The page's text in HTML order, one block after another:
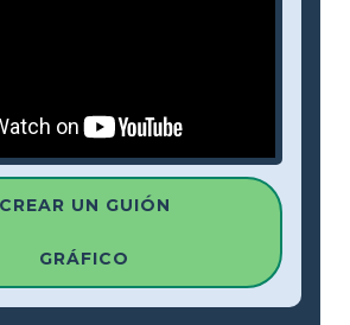
CREAR UN GUIÓN
GRÁFICO